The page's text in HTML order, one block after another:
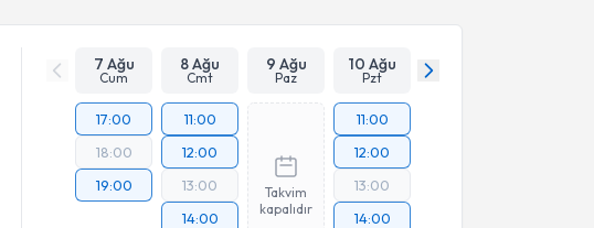
7 Ağu
Cum
8 Ağu
Cmt
9 Ağu
Paz
10 Ağu
Pzt
17:00
18:00
19:00
11:00
12:00
13:00
14:00
Takvim
kapalıdır
11:00
12:00
13:00
14:00